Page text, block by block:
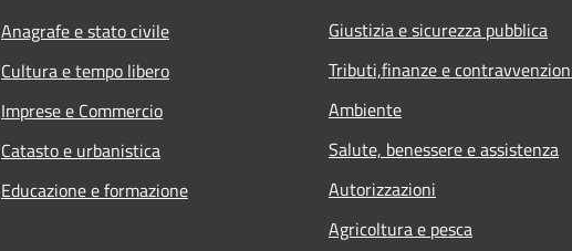
Anagrafe e stato civile
Cultura e tempo libero
Imprese e Commercio
Catasto e urbanistica
Educazione e formazione
Giustizia e sicurezza pubblica
Tributi,finanze e
Ambiente
Salute, benessere e assistenza
Autorizzazioni
Agricoltura e pesca